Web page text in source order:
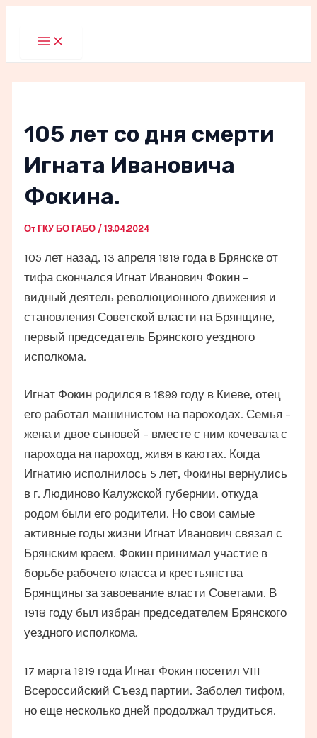
Main
Menu
105 лет со дня смерти
Игната Ивановича
Фокина.
ОтГКУ БО ГАБО /13.04.2024
105 лет назад, 13 апреля 1919 года в Брянске от
тифа скончался Игнат Иванович Фокин –
видный деятель революционного движения и
становления Советской власти на Брянщине,
первый председатель Брянского уездного
исполкома.
Игнат Фокин родился в 1899 году в Киеве, отец
его работал машинистом на пароходах. Семья –
жена и двое сыновей – вместе с ним кочевала с
парохода на пароход, живя в каютах. Когда
Игнатию исполнилось 5 лет, Фокины вернулись
в г. Людиново Калужской губернии, откуда
родом были его родители. Но свои самые
активные годы жизни Игнат Иванович связал с
Брянским краем. Фокин принимал участие в
борьбе рабочего класса и крестьянства
Брянщины за завоевание власти Советами. В
1918 году был избран председателем Брянского
уездного исполкома.
17 марта 1919 года Игнат Фокин посетил VIII
Всероссийский Съезд партии. Заболел тифом,
но еще несколько дней продолжал трудиться.